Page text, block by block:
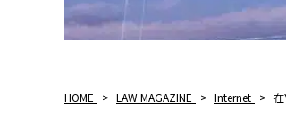
HOME > LAW MAGAZINE > Internet >